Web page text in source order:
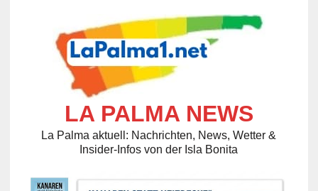
LA PALMA NEWS
La Palma aktuell: Nachrichten, News, Wetter &
Insider-Infos von der Isla Bonita